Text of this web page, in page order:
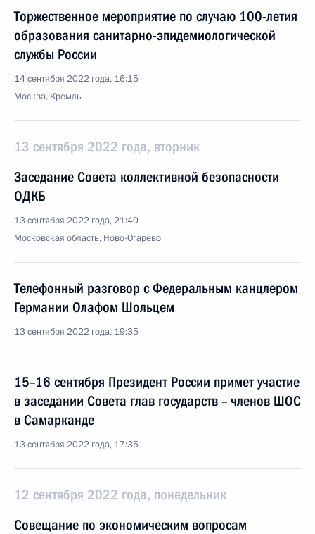
Торжественное мероприятие по случаю 100-летия
образования санитарно-эпидемиологической
службы России
14 сентября 2022 года, 16:15
Москва, Кремль
13 сентября 2022 года, вторник
Заседание Совета коллективной безопасности
ОДКБ
13 сентября 2022 года, 21:40
Московская область, Ново-Огарёво
Телефонный разговор с Федеральным канцлером
Германии Олафом Шольцем
13 сентября 2022 года, 19:35
15–16 сентября Президент России примет участие
в заседании Совета глав государств – членов ШОС
в Самарканде
13 сентября 2022 года, 17:35
12 сентября 2022 года, понедельник
Совещание по экономическим вопросам